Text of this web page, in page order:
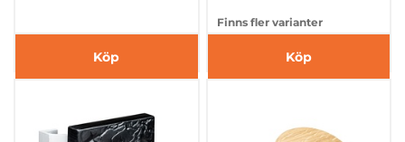
Köp
Finns fler varianter
Köp